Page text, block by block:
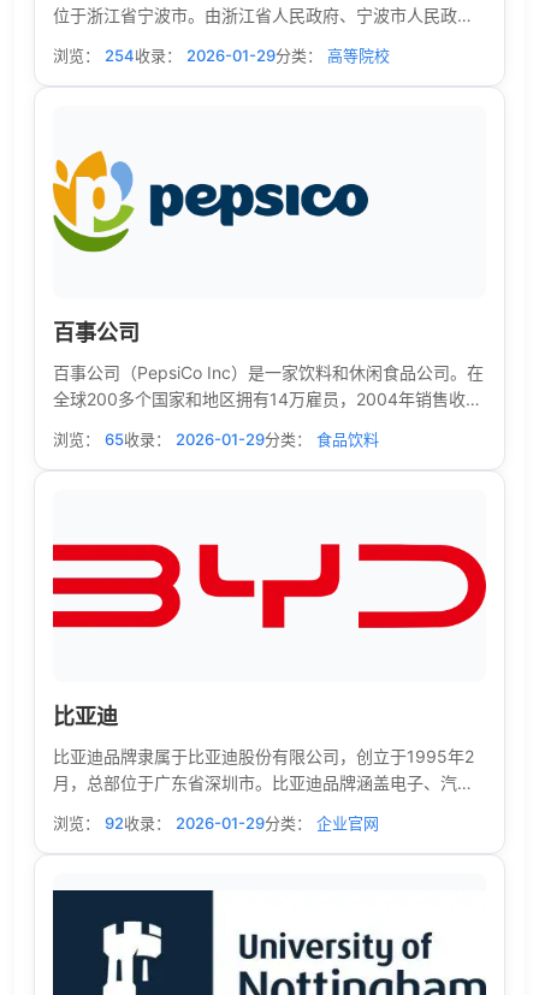
位于浙江省宁波市。由浙江省人民政府、宁波市人民政府
省部市共建高校、浙江省首批重点建设高校、浙江省高水
平大学建设高校、“浙江省国际化特色高校”首批建设单位和
浏览： 254收录： 2026-01-29分类： 高等院校
百事公司
百事公司（PepsiCo Inc）是一家饮料和休闲食品公司。在
全球200多个国家和地区拥有14万雇员，2004年销售收入
在纽约市。百事公司成立于1965年，由百事可乐公司和
Frito-Lay,Inc.合并而成。公司附属机构近百个，主要有百
用品公司等。该公司子公司分布很广，美国国内涉及48个
州，国外涉及100多个国家和地区。
浏览： 65收录： 2026-01-29分类： 食品饮料
比亚迪
比亚迪品牌隶属于比亚迪股份有限公司，创立于1995年2
月，总部位于广东省深圳市。比亚迪品牌涵盖电子、汽
工业园，实现全球六大洲的战略布局。在国内布局深圳、
西安、长沙、常州、抚州、合肥、济南和郑州八大生产基
地。
浏览： 92收录： 2026-01-29分类： 企业官网